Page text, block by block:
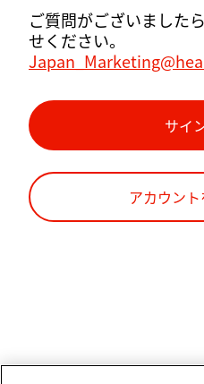
ご質問がございました
せください。